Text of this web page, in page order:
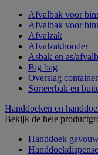
Afvalbak voor
Afvalbak voor
Afvalzak
Afvalzakhouder
Asbak en as/
Big bag
Overslag container
Sorteerbak en
Handdoeken en
Bekijk de hele
Handdoek